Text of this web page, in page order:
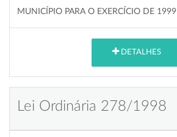
MUNICÍPIO PARA O EXERCÍCIO DE 1999
DETALHES
Lei Ordinária 278/1998